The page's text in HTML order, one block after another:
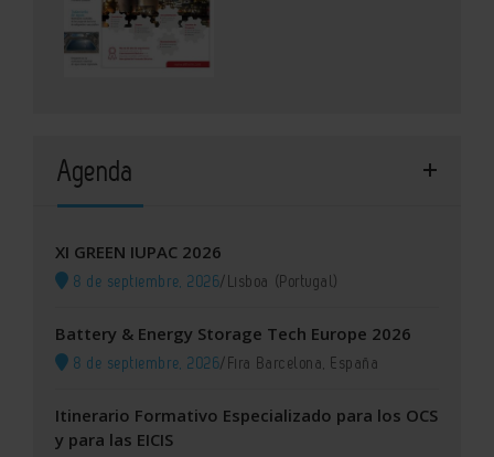
Agenda
XI GREEN IUPAC 2026
8 de septiembre, 2026/Lisboa (Portugal)
Battery & Energy Storage Tech Europe 2026
8 de septiembre, 2026/Fira Barcelona, España
Itinerario Formativo Especializado para los OCS
y para las EICIS